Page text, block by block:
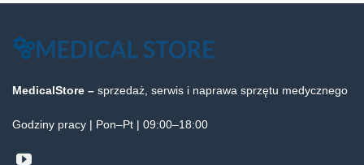
MedicalStore – sprzedaż, serwis i naprawa sprzętu medycznego
Godziny pracy | Pon–Pt | 09:00–18:00